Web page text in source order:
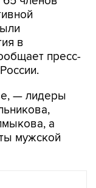
в
пресс-
— лидеры
а
мужской